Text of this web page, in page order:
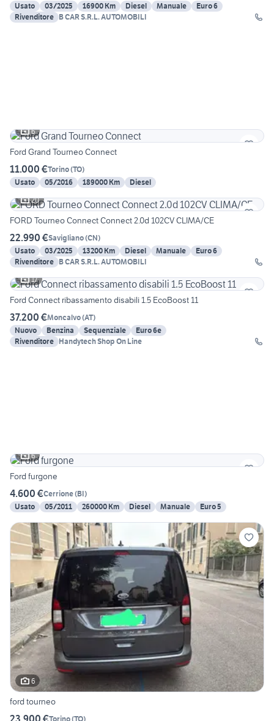
Usato
03/2025 16900 Km Diesel Manuale
Euro 6
Rivenditore B CAR S.R.L. AUTOMOBILI
6
Ford Grand Tourneo Connect
11.000 €Torino(TO)
Usato
05/2016 189000 Km
Diesel
20
FORD Tourneo Connect Connect 2.0d 102CV CLIMA/CE
22.990 €Savigliano(CN)
Usato
03/2025 13200 Km Diesel Manuale
Euro 6
Rivenditore B CAR S.R.L. AUTOMOBILI
17
Ford Connect ribassamento disabili 1.5 EcoBoost 11
37.200 €Moncalvo(AT)
Nuovo
Benzina Sequenziale
Euro 6e
Rivenditore Handytech Shop On Line
6
Ford furgone
4.600 €Cerrione(BI)
Usato
05/2011 260000 Km Diesel Manuale Euro 5
6
ford tourneo
Torino(TO)